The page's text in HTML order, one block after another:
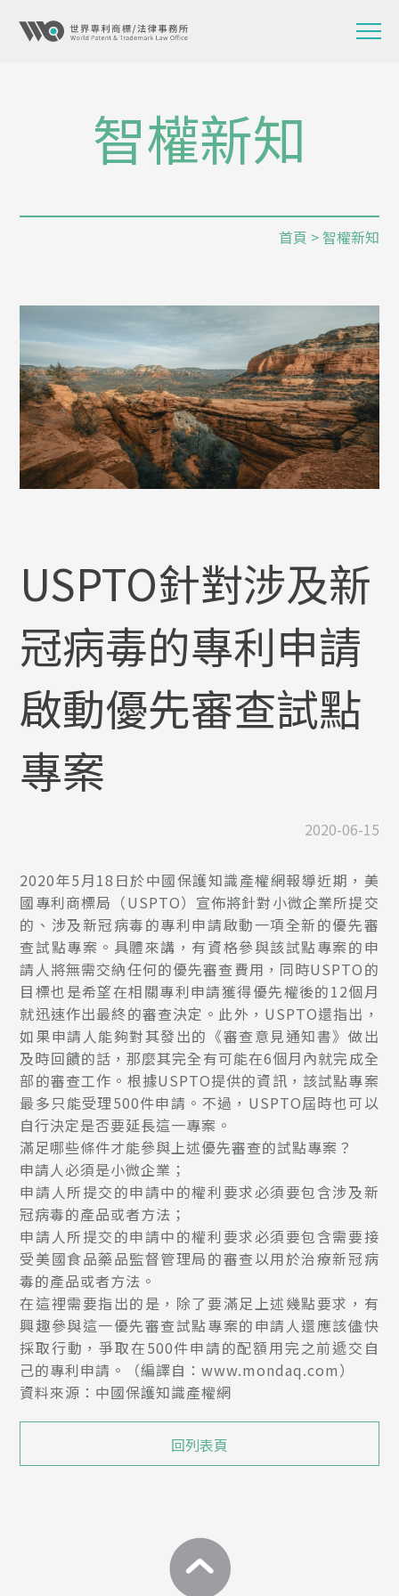
智權新知
首頁 > 智權新知
USPTO針對涉及新
冠病毒的專利申請
啟動優先審查試點
專案
2020-06-15
2020年5月18日於中國保護知識產權網報導近期，美
國專利商標局（USPTO）宣佈將針對小微企業所提交
的、涉及新冠病毒的專利申請啟動一項全新的優先審
查試點專案。具體來講，有資格參與該試點專案的申
請人將無需交納任何的優先審查費用，同時USPTO的
目標也是希望在相關專利申請獲得優先權後的12個月
就迅速作出最終的審查決定。此外，USPTO還指出，
如果申請人能夠對其發出的《審查意見通知書》做出
及時回饋的話，那麼其完全有可能在6個月內就完成全
部的審查工作。根據USPTO提供的資訊，該試點專案
最多只能受理500件申請。不過，USPTO屆時也可以
自行決定是否要延長這一專案。
滿足哪些條件才能參與上述優先審查的試點專案？
申請人必須是小微企業；
申請人所提交的申請中的權利要求必須要包含涉及新
冠病毒的產品或者方法；
申請人所提交的申請中的權利要求必須要包含需要接
受美國食品藥品監督管理局的審查以用於治療新冠病
毒的產品或者方法。
在這裡需要指出的是，除了要滿足上述幾點要求，有
興趣參與這一優先審查試點專案的申請人還應該儘快
採取行動，爭取在500件申請的配額用完之前遞交自
己的專利申請。（編譯自：www.mondaq.com）
資料來源：中國保護知識產權網
回列表頁